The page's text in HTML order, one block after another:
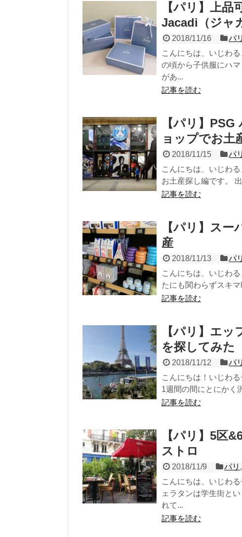
【パリ】上
Jacadi（ジャ
2018/11/16 パリ
こんにちは、いじわ
の頃から子供服にハ
があ...
記事を読む
【パリ】
ョップでお土
2018/11/15 パリ
こんにちは、いじわ
お土産探し編です。
記事を読む
【パリ】ス
産
2018/11/13 パリ
こんにちは、いじわ
たにも関わらずスキ
記事を読む
【パリ】エ
を探してみた
2018/11/12 パリ
こんにちは！いじわ
1週間の間にとにかく
記事を読む
【パリ】5区
ストロ
2018/11/9 パリ
こんにちは、いじわ
ェラタンは学生街と
れて...
記事を読む